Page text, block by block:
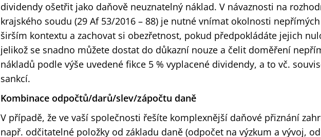
dividendy ošetřit jako daňově neuznatelný náklad. V návaznosti na
krajského soudu (29 Af 53/2016 – 88) je nutné vnímat okolnosti
širším kontextu a zachovat si obezřetnost, pokud předpokládáte jejich
jelikož se snadno můžete dostat do důkazní nouze a čelit doměření
nákladů podle výše uvedené fikce 5 % vyplacené dividendy, a to vč.
sankcí.
Kombinace odpočtů/darů/slev/zápočtu daně
V případě, že ve vaší společnosti řešíte komplexnější daňové přiznání
např. odčitatelné položky od základu daně (odpočet na výzkum a vývoj,